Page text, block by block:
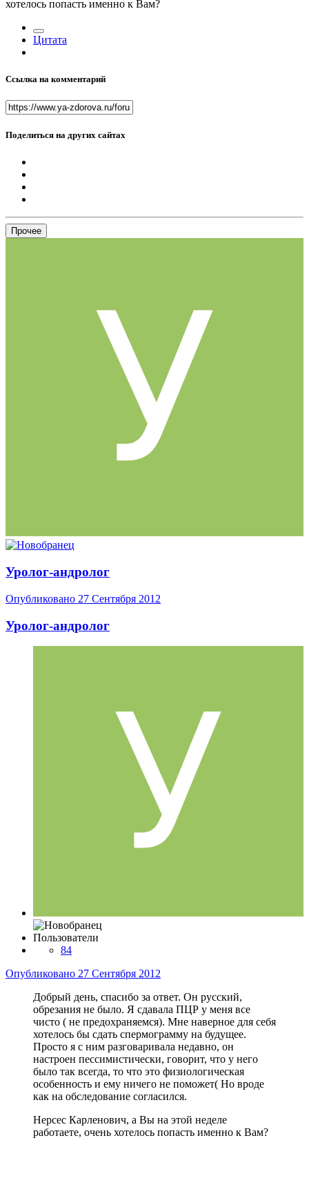
хотелось попасть именно к Вам?
Цитата
Ссылка на комментарий
Поделиться на других сайтах
Прочее
Уролог-андролог
Опубликовано 27 Сентября 2012
Уролог-андролог
Пользователи
84
Опубликовано 27 Сентября 2012
Добрый день, спасибо за ответ. Он русский,
обрезания не было. Я сдавала ПЦР у меня все
чисто ( не предохраняемся). Мне наверное для себя
хотелось бы сдать спермограмму на будущее.
Просто я с ним разговаривала недавно, он
настроен пессимистически, говорит, что у него
было так всегда, то что это физиологическая
особенность и ему ничего не поможет( Но вроде
как на обследование согласился.
Нерсес Карленович, а Вы на этой неделе
работаете, очень хотелось попасть именно к Вам?